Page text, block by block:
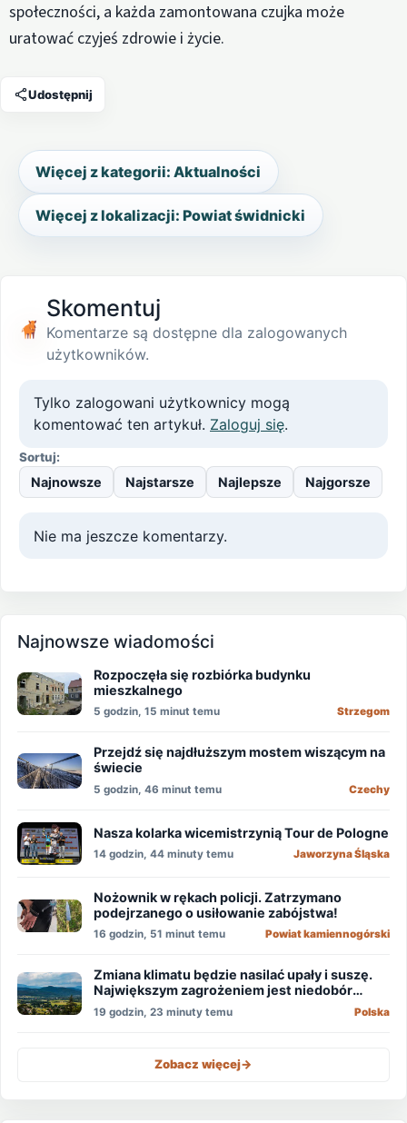
społeczności, a każda zamontowana czujka może
uratować czyjeś zdrowie i życie.
Udostępnij
Więcej z kategorii: Aktualności
Więcej z lokalizacji: Powiat świdnicki
Skomentuj
Komentarze są dostępne dla zalogowanych
użytkowników.
Tylko zalogowani użytkownicy mogą
komentować ten artykuł. Zaloguj się.
Sortuj:
Najnowsze Najstarsze Najlepsze Najgorsze
Nie ma jeszcze komentarzy.
Najnowsze wiadomości
Rozpoczęła się rozbiórka budynku
mieszkalnego
5 godzin, 15 minut temu Strzegom
Przejdź się najdłuższym mostem wiszącym na
świecie
5 godzin, 46 minut temu Czechy
Nasza kolarka wicemistrzynią Tour de Pologne
14 godzin, 44 minuty temu Jaworzyna Śląska
Nożownik w rękach policji. Zatrzymano
podejrzanego o usiłowanie zabójstwa!
16 godzin, 51 minut temu Powiat kamiennogórski
Zmiana klimatu będzie nasilać upały i suszę.
Największym zagrożeniem jest niedobór
wody
19 godzin, 23 minuty temu Polska
Zobacz więcej->